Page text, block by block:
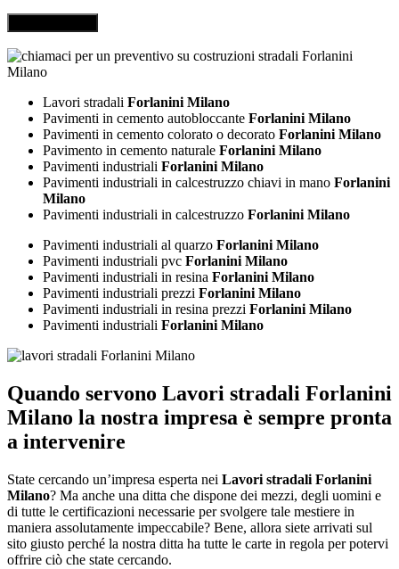
Lavori stradali Forlanini Milano
Pavimenti in cemento autobloccante Forlanini Milano
Pavimenti in cemento colorato o decorato Forlanini Milano
Pavimento in cemento naturale Forlanini Milano
Pavimenti industriali Forlanini Milano
Pavimenti industriali in calcestruzzo chiavi in mano Forlanini
Milano
Pavimenti industriali in calcestruzzo Forlanini Milano
Pavimenti industriali al quarzo Forlanini Milano
Pavimenti industriali pvc Forlanini Milano
Pavimenti industriali in resina Forlanini Milano
Pavimenti industriali prezzi Forlanini Milano
Pavimenti industriali in resina prezzi Forlanini Milano
Pavimenti industriali Forlanini Milano
Quando servono Lavori stradali Forlanini
Milano la nostra impresa è sempre pronta
a intervenire
State cercando un’impresa esperta nei Lavori stradali Forlanini
Milano? Ma anche una ditta che dispone dei mezzi, degli uomini e
di tutte le certificazioni necessarie per svolgere tale mestiere in
maniera assolutamente impeccabile? Bene, allora siete arrivati sul
sito giusto perché la nostra ditta ha tutte le carte in regola per potervi
offrire ciò che state cercando.